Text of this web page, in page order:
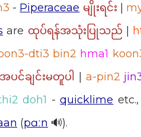
- Piperaceae မျိုးရင်း |
are ထုပ်ရန်အသုံးပြုသည် |
dti3 bin2 hma1
အပင်ချင်းမတူပါ | a-pin2
doh1 -quicklime
(pɑːn 🔊).